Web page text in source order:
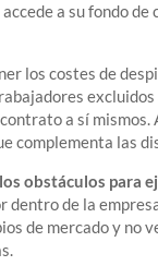
a su fondo
los costes de
a sí mismos.
complementa las
obstáculos para
de la
de mercado y no